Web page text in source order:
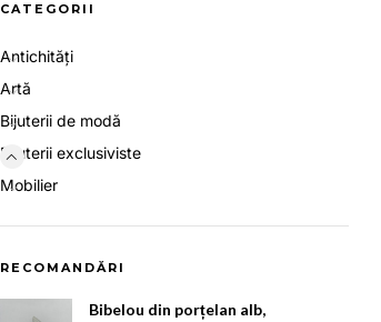
CATEGORII
Antichități
Artă
Bijuterii de modă
Bijuterii exclusiviste
Mobilier
RECOMANDĂRI
Bibelou din porțelan alb,